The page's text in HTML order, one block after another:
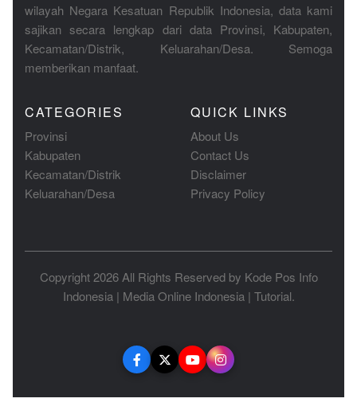
wilayah Negara Kesatuan Republik Indonesia, data kami
sajikan secara lengkap dari data Provinsi, Kabupaten,
Kecamatan/Distrik, Keluarahan/Desa. Semoga
memberikan manfaat.
CATEGORIES
Provinsi
Kabupaten
Kecamatan/Distrik
Keluarahan/Desa
QUICK LINKS
About Us
Contact Us
Disclaimer
Privacy Policy
Copyright 2026 All Rights Reserved by Kode Pos Info
Indonesia| Media Online Indonesia| Tutorial.